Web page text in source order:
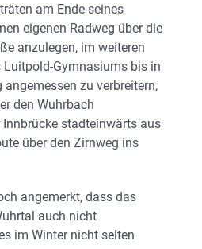
am Ende seines
eigenen Radweg über die
anzulegen, im weiteren
Gymnasiums bis in
zu verbreitern,
den Wuhrbach
stadteinwärts aus
über den Zirnweg ins
angemerkt, dass das
auch nicht
im Winter nicht selten